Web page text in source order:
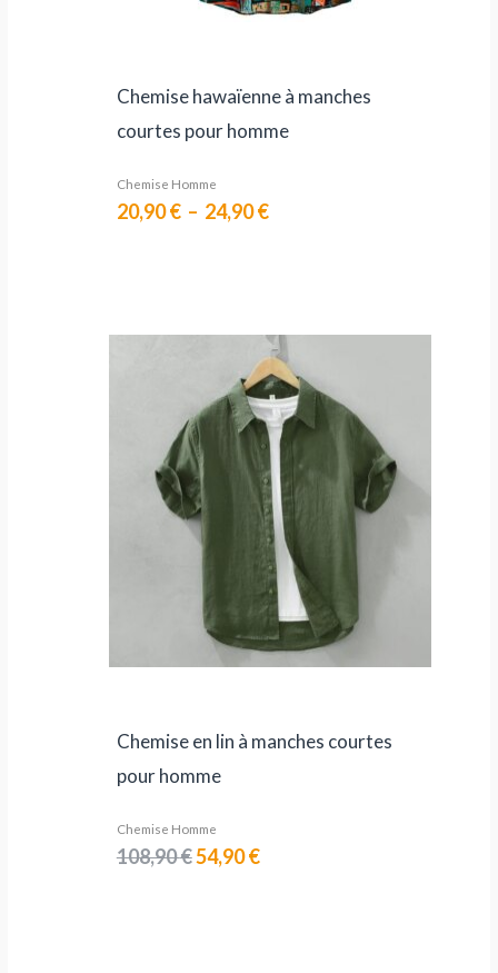
Chemise hawaïenne à manches
courtes pour homme
Chemise Homme
20,90€ – 24,90€
Chemise en lin à manches courtes
pour homme
Chemise Homme
108,90€
prix
était :
108,90 €.
54,90€
prix
actuel
est :
54,90 €.